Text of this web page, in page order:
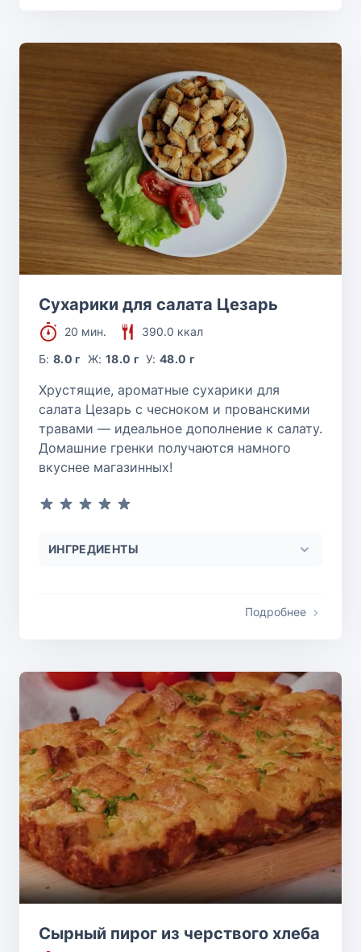
Сухарики для салата Цезарь
20 мин.
390.0 ккал
Б:8.0 г Ж: 18.0 г У:48.0 г
Хрустящие, ароматные сухарики для
салата Цезарь с чесноком и прованскими
травами — идеальное дополнение к салату.
Домашние гренки получаются намного
вкуснее магазинных!
ИНГРЕДИЕНТЫ
Подробнее
Сырный пирог из черствого хлеба